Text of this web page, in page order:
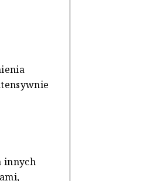
innych